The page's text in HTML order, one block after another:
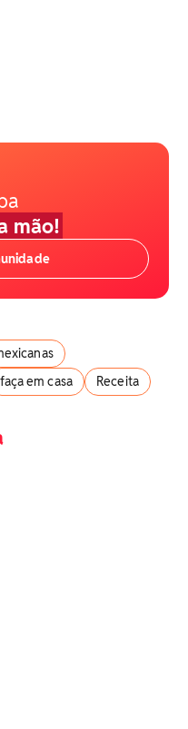
mão!
faça em casa
Receita